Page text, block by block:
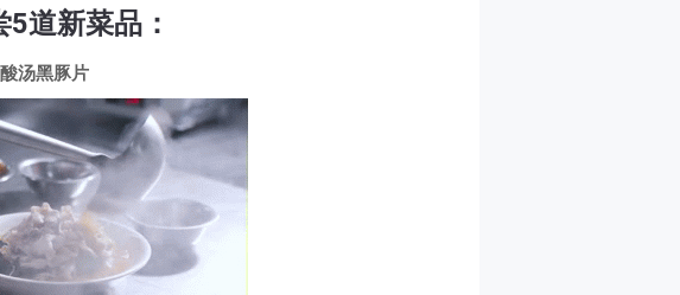
道新菜品：
酸汤黑豚片